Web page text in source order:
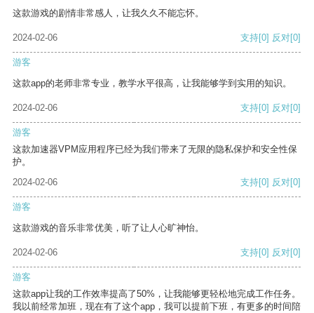
这款游戏的剧情非常感人，让我久久不能忘怀。
2024-02-06 支持[0] 反对[0]
游客
这款app的老师非常专业，教学水平很高，让我能够学到实用的知识。
2024-02-06 支持[0] 反对[0]
游客
这款加速器VPM应用程序已经为我们带来了无限的隐私保护和安全性保
护。
2024-02-06
支持[0] 反对[0]
游客
这款游戏的音乐非常优美，听了让人心旷神怡。
2024-02-06 支持[0] 反对[0]
游客
这款app让我的工作效率提高了50%，让我能够更轻松地完成工作任务。
我以前经常加班，现在有了这个app，我可以提前下班，有更多的时间陪